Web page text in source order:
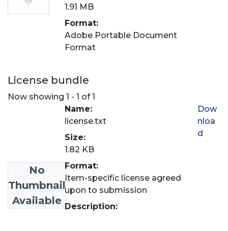
1.91 MB
Format:
Adobe Portable Document
Format
License bundle
Now showing 1 - 1 of 1
No
Thumbnail
Available
Name:
license.txt
Size:
1.82 KB
Format:
Item-specific license agreed
upon to submission
Description:
Dow
nloa
d